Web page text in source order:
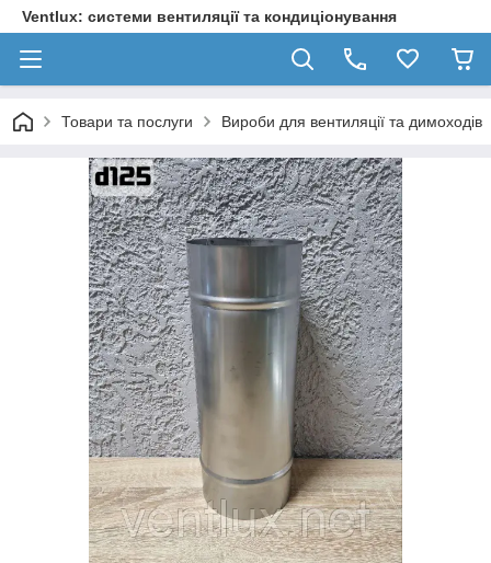
Ventlux: системи вентиляції та кондиціонування
Товари та послуги Вироби для вентиляції та димоходів